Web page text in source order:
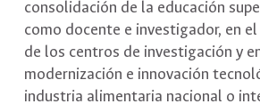
consolidación de la educación
como docente e investigador, en
de los centros de investigación y
modernización e innovación
industria alimentaria nacional o